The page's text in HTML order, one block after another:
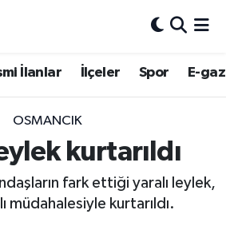
İlanlar İlçeler Spor E-
OSMANCIK
kurtarıldı
fark ettiği yaralı leylek,
müdahalesiyle kurtarıldı.
Vakitleri